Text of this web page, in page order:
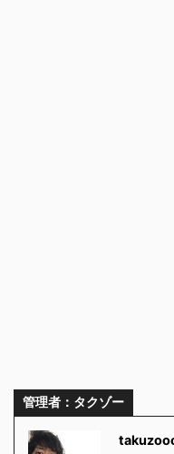
管理者：タクゾー